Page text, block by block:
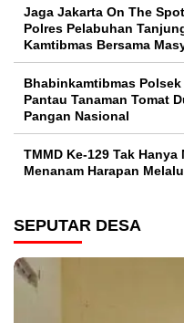
Jaga Jakarta On The
Polres Pelabuhan
Kamtibmas Bersama
Bhabinkamtibmas
Pantau Tanaman Tomat
Pangan Nasional
TMMD Ke-129 Tak
Menanam Harapan
SEPUTAR DESA